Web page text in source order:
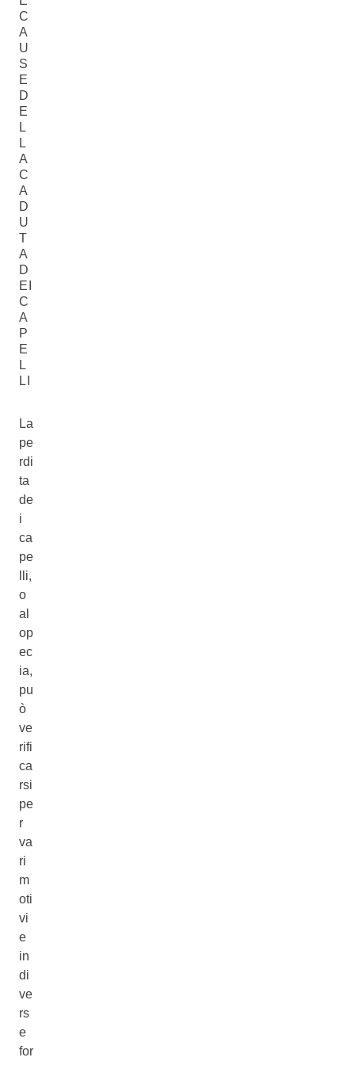
C
A
U
S
E
D
E
L
L
A
C
A
D
U
T
A
D
EI
C
A
P
E
L
LI
La
pe
rdi
ta
de
i
ca
pe
lli,
o
al
op
ec
ia,
pu
ò
ve
rifi
ca
rsi
pe
r
va
ri
m
oti
vi
e
in
di
ve
rs
e
for